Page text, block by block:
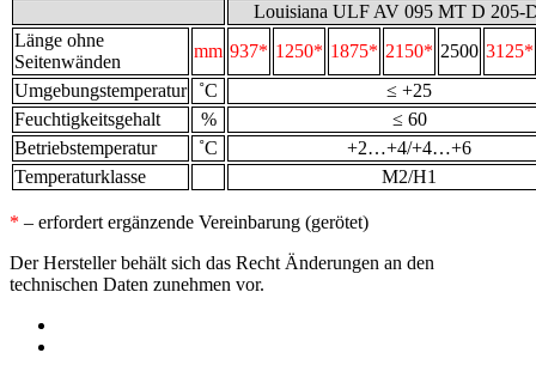
Louisiana ULF AV 095 MT D 205-
Länge ohne
Seitenwänden
mm 937* 1250* 1875* 2150* 2500 3125*
Umgebungstemperatur
˚С
≤ +25
Feuchtigkeitsgehalt
%
≤ 60
Betriebstemperatur
˚С
+2…+4/+4…+6
Temperaturklasse
М2/Н1
* – erfordert ergänzende Vereinbarung (gerötet)
Der Hersteller behält sich das Recht Änderungen an den
technischen Daten zunehmen vor.